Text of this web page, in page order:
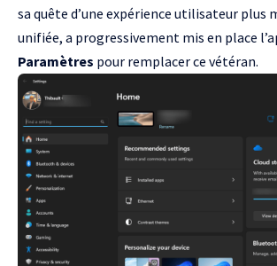
sa quête d’une expérience utilisateur plus
unifiée, a progressivement mis en place
Paramètres pour remplacer ce vétéran.